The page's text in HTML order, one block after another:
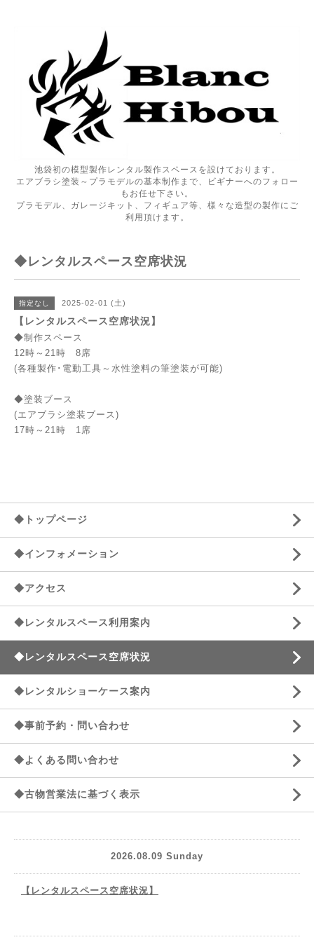
池袋初の模型製作レンタル製作スペースを設けております。
エアブラシ塗装～プラモデルの基本制作まで、ビギナーへのフォロー
もお任せ下さい。
プラモデル、ガレージキット、フィギュア等、様々な造型の製作にご
利用頂けます。
◆レンタルスペース空席状況
指定なし 2025-02-01 (土)
【レンタルスペース空席状況】
◆制作スペース
12時～21時 8席
(各種製作･電動工具～水性塗料の筆塗装が可能)
◆塗装ブース
(エアブラシ塗装ブース)
17時～21時 1席
◆トップページ
◆インフォメーション
◆アクセス
◆レンタルスペース利用案内
◆レンタルスペース空席状況
◆レンタルショーケース案内
◆事前予約・問い合わせ
◆よくある問い合わせ
◆古物営業法に基づく表示
2026.08.09 Sunday
【レンタルスペース空席状況】